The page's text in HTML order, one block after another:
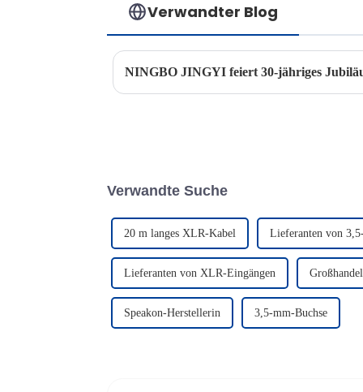
Verwandter Blog
NINGBO JINGYI feiert 30-jähriges
Verwandte Suche
20 m langes XLR-Kabel Lieferanten von
Lieferanten von XLR-Eingängen
Speakon-Herstellerin 3,5-mm-Buchse